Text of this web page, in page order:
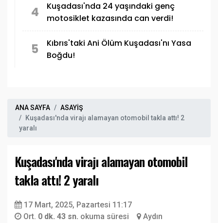
4
Kuşadası'nda 24 yaşındaki genç
motosiklet kazasında can verdi!
5
Kıbrıs'taki Ani Ölüm Kuşadası'nı Yasa
Boğdu!
ANA SAYFA
ASAYİŞ
Kuşadası'nda virajı alamayan otomobil takla attı! 2
yaralı
Kuşadası'nda virajı alamayan otomobil
takla attı! 2 yaralı
17 Mart, 2025, Pazartesi 11:17
Ort. 0 dk. 43 sn. okuma süresi Aydın